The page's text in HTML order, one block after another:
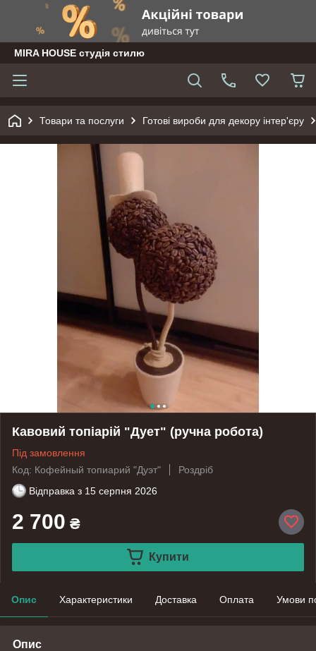
MIRA HOUSE студія стилю
Товари та послуги Готові вироби для декору інтер'єру
Кавовий топіарій "Дует" (ручна робота)
Під замовлення
Код: Кофейный топиарий "Дуэт"
Роздріб
Відправка з 15 серпня 2026
2 700 ₴
Купити
Опис Характеристики Доставка Оплата Умови
Опис